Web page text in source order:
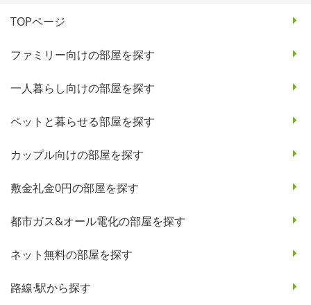
TOPページ
ファミリー向けの部屋を探す
一人暮らし向けの部屋を探す
ペットと暮らせる部屋を探す
カップル向けの部屋を探す
敷金礼金0円の部屋を探す
都市ガス&オール電化の部屋を探す
ネット無料の部屋を探す
路線·駅から探す